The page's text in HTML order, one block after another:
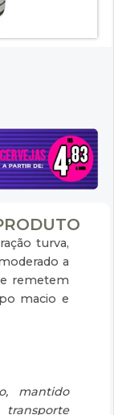
turva,
a
remetem
macio e
mantido